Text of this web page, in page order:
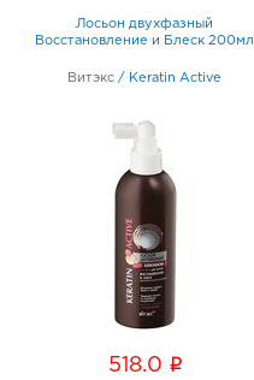
Лосьон двухфазный
Восстановление и Блеск 200мл
Витэкс / Keratin Active
518.0 i